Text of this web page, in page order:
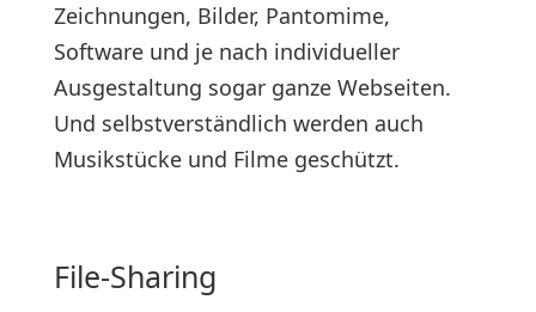
Zeichnungen, Bilder, Pantomime,
Software und je nach individueller
Ausgestaltung sogar ganze Webseiten.
Und selbstverständlich werden auch
Musikstücke und Filme geschützt.
File-Sharing